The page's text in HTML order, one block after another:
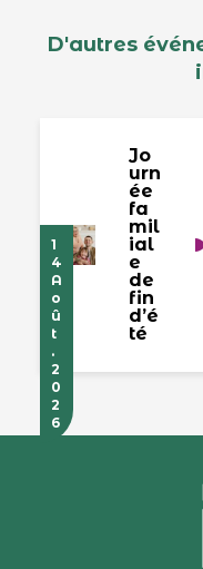
D'autres
1
4
A
o
û
t
.
2
0
2
6
Jo
urn
ée
fa
mil
ial
e
de
fin
d’é
té